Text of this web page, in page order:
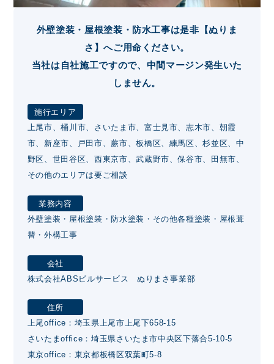
外壁塗装・屋根塗装・防水工事は是非【ぬりま
さ】へご用命ください。
当社は自社施工ですので、中間マージン発生いた
しません。
施行エリア
上尾市、桶川市、さいたま市、富士見市、志木市、朝霞
市、新座市、戸田市、蕨市、板橋区、練馬区、杉並区、中
野区、世田谷区、西東京市、武蔵野市、保谷市、田無市、
その他のエリアは要ご相談
業務内容
外壁塗装・屋根塗装・防水塗装・その他各種塗装・屋根葺
替・外構工事
会社
株式会社ABSビルサービス ぬりまさ事業部
住所
上尾office：埼玉県上尾市上尾下658-15
さいたまoffice：埼玉県さいたま市中央区下落合5-10-5
東京office：東京都板橋区双葉町5-8